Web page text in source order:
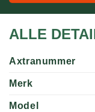
ALLE
Axtranummer
Merk
Model